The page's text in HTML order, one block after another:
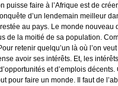
puisse faire à l’Afrique est de
d’un lendemain meilleur
au pays. Le monde nouveau
de la moitié de sa population.
retenir quelqu’un là où l’on
avoir ses intérêts. Et, les
et d’emplois
pour faire un monde. Il faut de